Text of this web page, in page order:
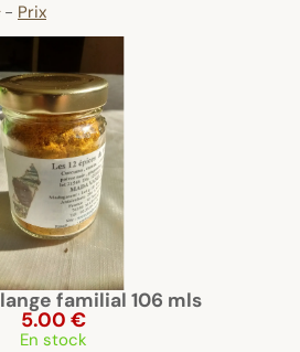
- Prix
familial 106 mls
5.00 €
En stock